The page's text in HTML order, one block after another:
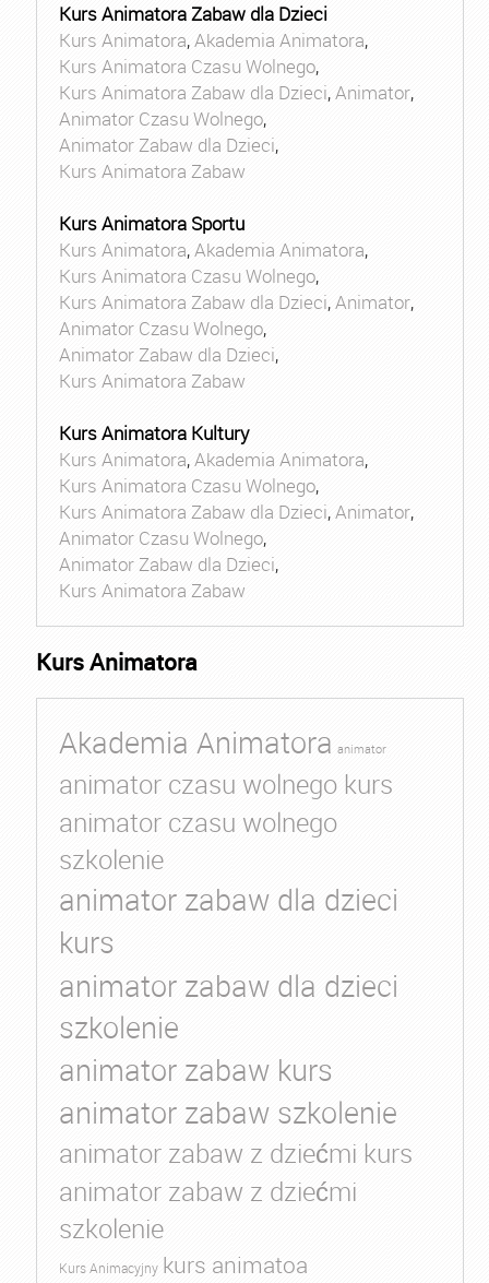
Kurs Animatora Zabaw dla Dzieci
Kurs Animatora,Akademia Animatora,
Kurs Animatora Czasu Wolnego,
Kurs Animatora Zabaw dla Dzieci,Animator,
Animator Czasu Wolnego,
Animator Zabaw dla Dzieci,
Kurs Animatora Zabaw
Kurs Animatora Sportu
Kurs Animatora,Akademia Animatora,
Kurs Animatora Czasu Wolnego,
Kurs Animatora Zabaw dla Dzieci,Animator,
Animator Czasu Wolnego,
Animator Zabaw dla Dzieci,
Kurs Animatora Zabaw
Kurs Animatora Kultury
Kurs Animatora,Akademia Animatora,
Kurs Animatora Czasu Wolnego,
Kurs Animatora Zabaw dla Dzieci,Animator,
Animator Czasu Wolnego,
Animator Zabaw dla Dzieci,
Kurs Animatora Zabaw
Kurs Animatora
Akademia Animatora animator
animator czasu wolnego kurs
animator czasu wolnego
szkolenie
animator zabaw dla dzieci
kurs
animator zabaw dla dzieci
szkolenie
animator zabaw kurs
animator zabaw szkolenie
animator zabaw z dziećmi kurs
animator zabaw z dziećmi
szkolenie
Kurs Animacyjny kurs animatoa